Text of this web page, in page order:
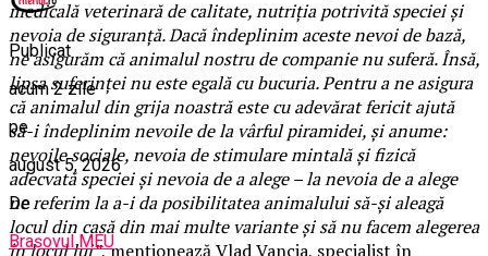
medicală veterinară de calitate, nutriția potrivită speciei și
nevoia de siguranță. Dacă îndeplinim aceste nevoi de bază,
ne asigurăm că animalul nostru de companie nu suferă. Însă,
lipsa suferinței nu este egală cu bucuria. Pentru a ne asigura
că animalul din grija noastră este cu adevărat fericit ajută
să-i îndeplinim nevoile de la vârful piramidei, și anume:
nevoile sociale, nevoia de stimulare mintală și fizică
adecvată speciei și nevoia de a alege – la nevoia de a alege
ne referim la a-i da posibilitatea animalului să-și aleagă
locul din casă din mai multe variante și să nu facem alegerea
în locul lui”, menționează Vlad Vancia, specialist în
Publicat
acum 2 zile
pe
august 5, 2026
De
Brașovul MEU